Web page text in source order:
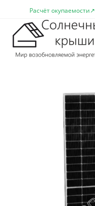
содержимому
Расчёт окупаемости↗